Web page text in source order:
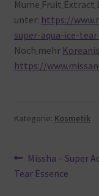
Mume Fruit Extract
unter: https://
super-aqua-ice-
Noch mehr
https://
Kategorie: Kosmetik
Vorheriger
Beitrag:
Missha – Super
Tear Essence